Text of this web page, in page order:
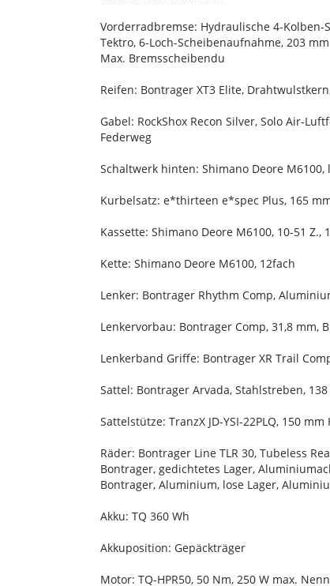
Vorderradbremse: Hydraulische 4-Kolben-
Tektro, 6-Loch-Scheibenaufnahme, 203 mm
Max. Bremsscheibendu
Reifen: Bontrager XT3 Elite,
Gabel: RockShox Recon Silver, Solo Air-
Federweg
Schaltwerk hinten: Shimano Deore M6100,
Kurbelsatz: e*thirteen e*spec Plus, 165
Kassette: Shimano Deore M6100, 10-51 Z.,
Kette: Shimano Deore M6100, 12fach
Lenker: Bontrager Rhythm Comp,
Lenkervorbau: Bontrager Comp, 31,8 mm,
Lenkerband Griffe: Bontrager XR Trail
Sattel: Bontrager Arvada, Stahlstreben,
Sattelstütze: TranzX JD-YSI-22PLQ, 150
Räder: Bontrager Line TLR 30, Tubeless
Bontrager, gedichtetes Lager,
Bontrager, Aluminium, lose Lager,
Akku: TQ 360 Wh
Akkuposition: Gepäckträger
Motor: TQ-HPR50, 50 Nm, 250 W max.